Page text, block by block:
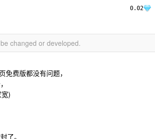
0.02
changed or developed.
费版都没有问题，
)
了。